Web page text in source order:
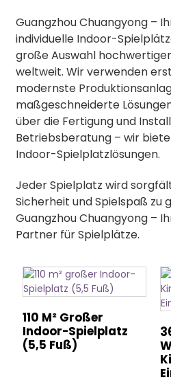
Guangzhou Chuangyong –
individuelle Indoor-
große Auswahl
weltweit. Wir verwenden
modernste
maßgeschneiderte
über die Fertigung und
Betriebsberatung – wir
Indoor-Spielplatzlösungen.
Jeder Spielplatz wird
Sicherheit und Spielspaß zu
Guangzhou Chuangyong –
Partner für Spielplätze.
110 M² Großer
Indoor-Spielplatz
(5,5 Fuß)